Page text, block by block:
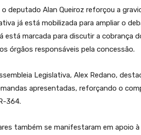
deputado Alan Queiroz reforçou a
já está mobilizada para ampliar o
está marcada para discutir a cobrança
órgãos responsáveis pela concessão.
Legislativa, Alex Redano,
apresentadas, reforçando o
364.
também se manifestaram em apoio